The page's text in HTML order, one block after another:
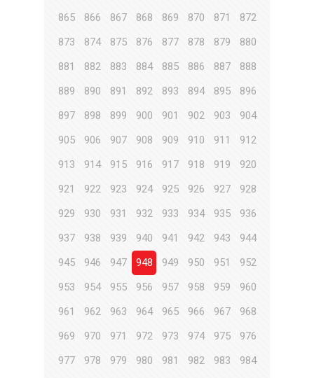
865
866 867 868 869 870 871
872
873
874 875 876 877 878 879
880
881
882 883 884 885 886 887
888
889
890 891 892 893 894 895
896
897
898 899 900 901 902 903
904
905
906 907 908 909 910 911
912
913
914 915 916 917 918 919
920
921
922 923 924 925 926 927
928
929
930 931 932 933 934 935
936
937
938 939 940 941 942 943
944
945
946 947 948 949 950 951
952
953
954 955 956 957 958 959
960
961
962 963 964 965 966 967
968
969
970 971 972 973 974 975
976
977
978 979 980 981 982 983
984